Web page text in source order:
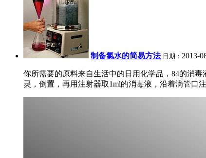
制备氯水的简易方法 日期： 2013-
你所需要的原料来自生活中的日用化学品，84的消
灵，倒置，再用注射器取1ml的消毒液，沿着滴管口